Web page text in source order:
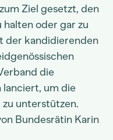
Ziel gesetzt, den
halten oder gar zu
der kandidierenden
die
um die
unterstützen.
Bundesrätin Karin